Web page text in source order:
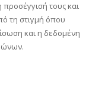
τους και
τη στιγμή όπου
και η δεδομένη